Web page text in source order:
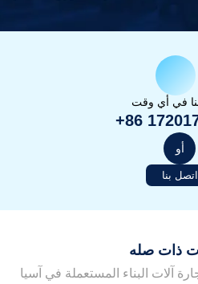
في أي وقت
+86
أو
اتصل بنا
ذات صله